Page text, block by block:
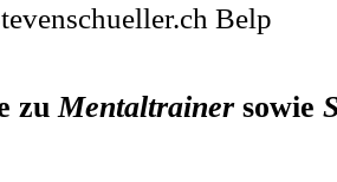
Belp
zuMentaltrainersowie